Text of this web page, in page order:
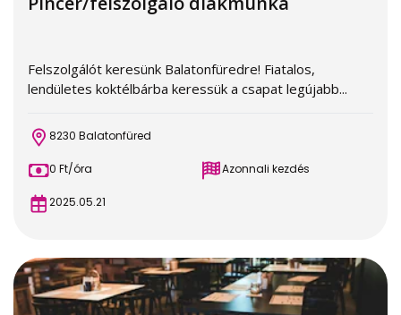
Felszolgálót keresünk Balatonfüredre! Fiatalos,
lendületes koktélbárba keressük a csapat legújabb...
8230 Balatonfüred
0 Ft/óra Azonnali kezdés
2025.05.21